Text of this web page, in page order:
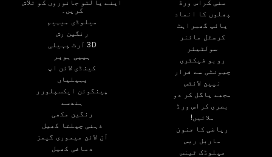
منی کراس ورڈ
پھلوں کا انماد
پائپ گھبراہٹ
کرسٹل مائنر
سولٹیئر
روبو فیکٹری
چیونٹی سے فرار
نیین لائٹس
مجھے پاگل کر دو
بصری کراس ورڈ
ملائیں!
ریاضی کا جنون
ماربل ریس
میلوڈک ٹینس
اپنے پالتو جانوروں کو تلاش
کریں۔
میلوڈی میہیم
رنگین رش
3D آرٹ پہیلی
ہیپی ہوپر
کینڈی لائن اپ
پہیلیاں
پینگوئن ایکسپلورر
ہندسے
رنگین مکھی
ذہنی چپلتا کھیل
آن لائن میموری گیمز
دماغی کھیل